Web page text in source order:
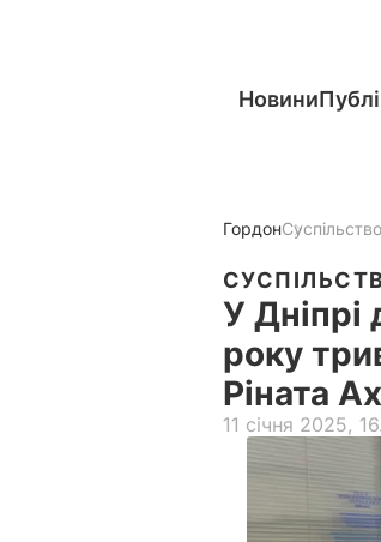
Новини
ГордонСуспільство
У Дніпрі
року
Ріната
11 січня 2025,